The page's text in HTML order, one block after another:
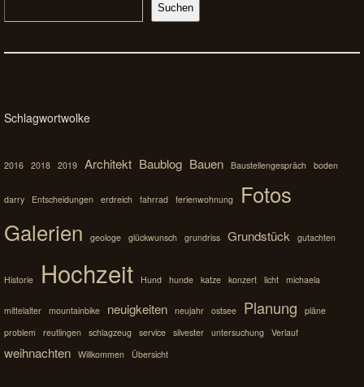
Suchen
Schlagwortwolke
2016 2018 2019 Architekt Baublog Bauen Baustellengespräch boden
darry Entscheidungen erdreich fahrrad ferienwohnung
Fotos
Galerien
geologe glückwunsch grundriss Grundstück gutachten
Historie Hochzeit Hund hunde katze konzert licht michaela
mittelalter mountainbike neuigkeiten neujahr ostsee Planung
pläne
problem
reutlingen schlagzeug service silvester untersuchung Verlauf
weihnachten Willkommen Übersicht